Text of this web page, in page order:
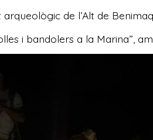
de l’Alt de
i bandolers a la Marina”,